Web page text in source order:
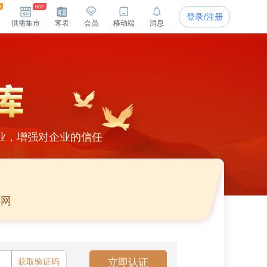
供需集市 客表 会员 移动端 消息
登录/注册
，增强对企业的信任
获取验证码 立即认证